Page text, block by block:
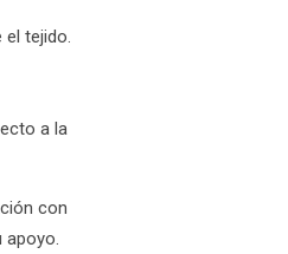
tejido.
a la
con